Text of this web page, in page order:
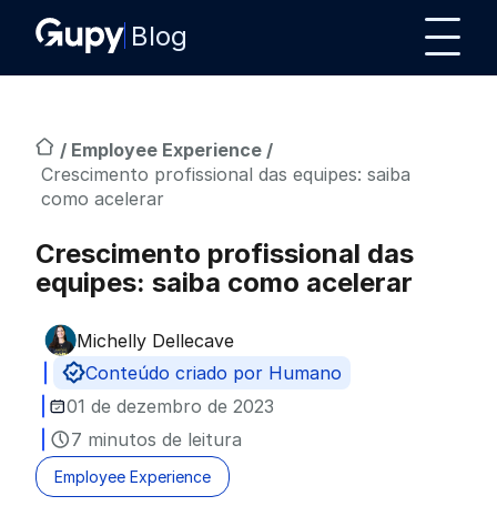
Blog
/ Employee Experience /
Crescimento profissional das equipes: saiba
como acelerar
Crescimento profissional das
equipes: saiba como acelerar
Publicado por
Michelly Dellecave
Conteúdo criado por Humano
01 de dezembro de 2023
7 minutos de leitura
Employee Experience